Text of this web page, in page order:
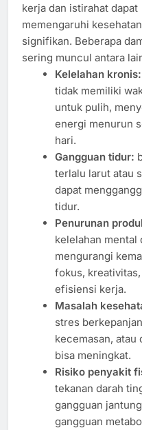
kerja dan istirahat dapat
memengaruhi
signifikan. Beberapa
sering muncul antara
Kelelahan kronis:
tidak memiliki
untuk pulih,
energi menurun
hari.
Gangguan tidur:
terlalu larut atau
dapat
tidur.
Penurunan
kelelahan mental
mengurangi
fokus, kreativitas,
efisiensi kerja.
Masalah
stres
kecemasan, atau
bisa meningkat.
Risiko penyakit
tekanan darah
gangguan
gangguan